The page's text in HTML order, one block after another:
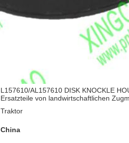
L157610/AL157610 DISK KNOCKLE
Ersatzteile von landwirtschaftlichen
Traktor
China